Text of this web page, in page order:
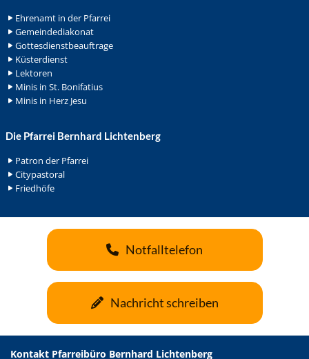
Ehrenamt in der Pfarrei
Gemeindediakonat
Gottesdienstbeauftrage
Küsterdienst
Lektoren
Minis in St. Bonifatius
Minis in Herz Jesu
Die Pfarrei Bernhard Lichtenberg
Patron der Pfarrei
Citypastoral
Friedhöfe
Notfalltelefon
Nachricht schreiben
Kontakt Pfarreibüro Bernhard Lichtenberg